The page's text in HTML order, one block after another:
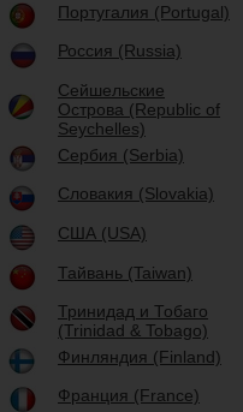
Португалия (Portugal)
Россия (Russia)
Сейшельские
Острова (Republic of
Seychelles)
Сербия (Serbia)
Словакия (Slovakia)
США (USA)
Тайвань (Taiwan)
Тринидад и Тобаго
(Trinidad & Tobago)
Финляндия (Finland)
Франция (France)